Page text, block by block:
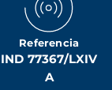
Referencia
IND 77367/LXIV
A